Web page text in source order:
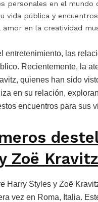
personales en el mundo
vida pública y
amor en la creatividad
entretenimiento, las
Recientemente, la
quienes han sido
en su relación,
encuentros para sus
Zoë Kravitz
Harry Styles y Zoë
vez en Roma, Italia.